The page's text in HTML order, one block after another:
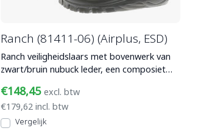
Ranch (81411-06) (Airplus, ESD)
Ranch veiligheidslaars met bovenwerk van
zwart/bruin nubuck leder, een composiet
€148,45 excl. btw
€179,62 incl. btw
Vergelijk